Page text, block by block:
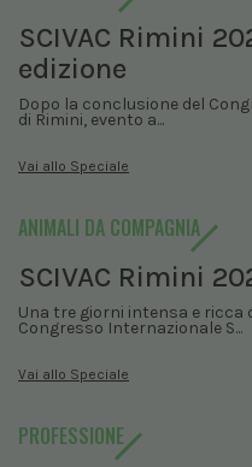
SCIVAC Rimini
edizione
Dopo la conclusione del
di Rimini, evento a...
Vai allo Speciale
ANIMALI DA COMPAGNIA
SCIVAC Rimini
Una tre giorni intensa e
Congresso Internazionale S...
Vai allo Speciale
PROFESSIONE